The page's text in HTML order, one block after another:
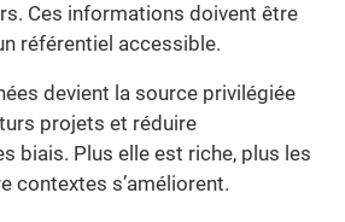
Ces informations doivent être
référentiel accessible.
devient la source privilégiée
projets et réduire
biais. Plus elle est riche, plus les
contextes s’améliorent.